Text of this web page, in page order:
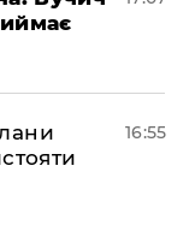
16:55